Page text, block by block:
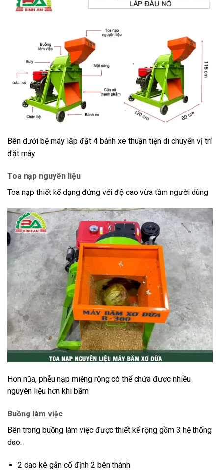
Bên dưới bệ máy lắp đặt 4 bánh xe thuận tiện di chuyển vị trí
đặt máy
Toa nạp nguyên liệu
Toa nạp thiết kế dạng đứng với độ cao vừa tầm người dùng
Hơn nũa, phễu nạp miệng rộng có thể chứa được nhiều
nguyên liệu hơn khi băm
Buồng làm việc
Bên trong buồng làm việc được thiết kế rộng gồm 3 hệ thống
dao:
2 dao kê gắn cố định 2 bên thành